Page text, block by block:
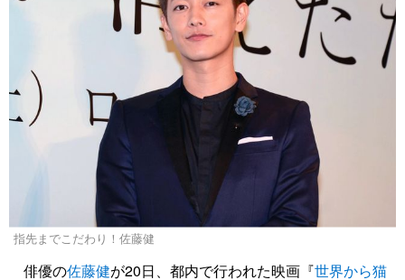
指先までこだわり！佐藤健
俳優の佐藤健が20日、都内で行われた映画『世界から猫